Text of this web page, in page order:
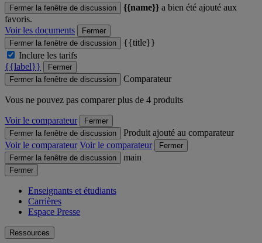
Fermer la fenêtre de discussion {{name}} a bien été ajouté aux
favoris.
Voir les documents
Fermer
Fermer la fenêtre de discussion
{{title}}
Inclure les tarifs
{{label}}
Fermer
Fermer la fenêtre de discussion
Comparateur
Vous ne pouvez pas comparer plus de 4 produits
Voir le comparateur
Fermer
Fermer la fenêtre de discussion
Produit ajouté au comparateur
Voir le comparateur Voir le comparateur
Fermer
Fermer la fenêtre de discussion
main
Fermer
Enseignants et étudiants
Carrières
Espace Presse
Ressources